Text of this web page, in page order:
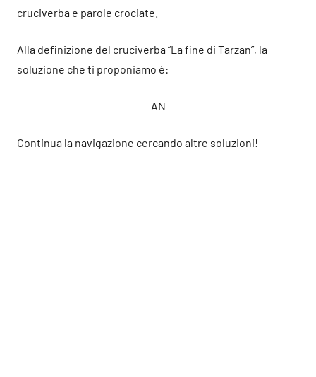
cruciverba e parole crociate.
Alla definizione del cruciverba “La fine di Tarzan”, la
soluzione che ti proponiamo è:
AN
Continua la navigazione cercando altre soluzioni!